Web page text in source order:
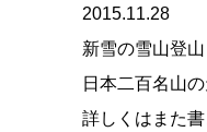
2015.11.28
新雪の雪山登山
日本二百名山
詳しくはまた